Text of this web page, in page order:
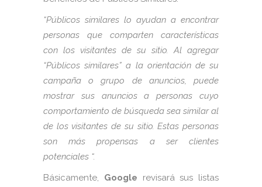
“Públicos similares lo ayudan a encontrar
personas que comparten características
con los visitantes de su sitio. Al agregar
“Públicos similares” a la orientación de su
campaña o grupo de anuncios, puede
mostrar sus anuncios a personas cuyo
comportamiento de búsqueda sea similar al
de los visitantes de su sitio. Estas personas
son más propensas a ser clientes
potenciales “.
Básicamente, Google revisará sus listas